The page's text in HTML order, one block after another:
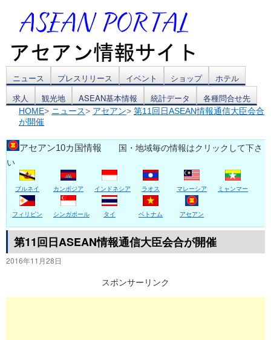
コ
ン
テ
ン
ツ
へ
ス
キ
ッ
ニュース プレスリリース イベント ショップ
ホテル
求人
観光地 ASEAN基本情報 統計データ 各種問合せ先
HOME> ニュース> アセアン> 第11回日ASEAN情報通信大臣会合
が開催
アセアン10カ国情報 国・地域毎の情報はクリックして下さ
い
ブルネイ カンボジア インドネシア ラオス マレーシア ミャンマー
フィリピン シンガポール タイ ベトナム アセアン
第11回日ASEAN情報通信大臣会合が開催
2016年11月28日
スポンサーリンク